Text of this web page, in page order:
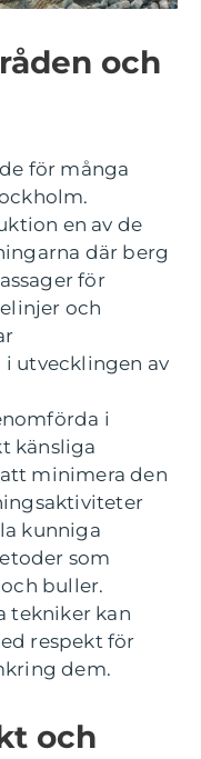
och
för många
en av de
där berg
för
och
utvecklingen av
i
känsliga
minimera den
kunniga
som
buller.
tekniker kan
respekt för
dem.
och